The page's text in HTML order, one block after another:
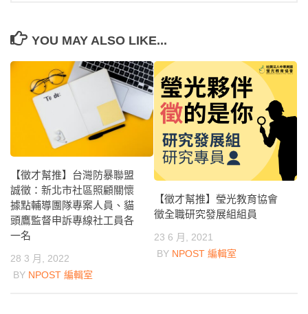
YOU MAY ALSO LIKE...
【徵才幫推】台灣防暴聯盟
誠徵：新北市社區照顧關懷
據點輔導團隊專案人員、貓
頭鷹監督申訴專線社工員各
一名
28 3 月, 2022
BY NPOST 編輯室
【徵才幫推】瑩光教育協會
徵全職研究發展組組員
23 6 月, 2021
BY NPOST 編輯室